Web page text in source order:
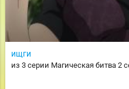
ищги
из 3 серии Магическая битва 2